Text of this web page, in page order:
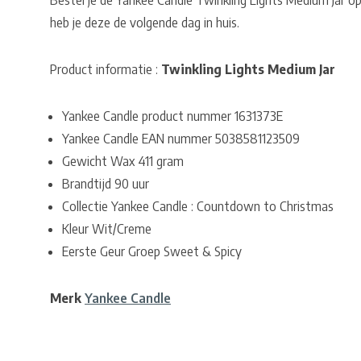
heb je deze de volgende dag in huis.
Product informatie : Twinkling Lights Medium Jar
Yankee Candle product nummer 1631373E
Yankee Candle EAN nummer 5038581123509
Gewicht Wax 411 gram
Brandtijd 90 uur
Collectie Yankee Candle : Countdown to Christmas
Kleur Wit/Creme
Eerste Geur Groep Sweet & Spicy
Merk Yankee Candle